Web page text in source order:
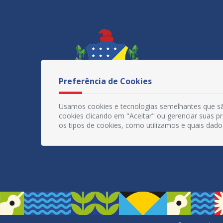
Preferência de Cookies
Usamos cookies e tecnologias semelhantes que
cookies clicando em "Aceitar" ou gerenciar suas
os tipos de cookies, como utilizamos e quais